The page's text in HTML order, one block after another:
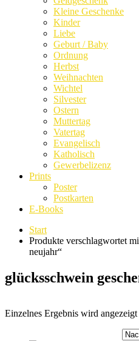
Kleine Geschenke
Kinder
Liebe
Geburt / Baby
Ordnung
Herbst
Weihnachten
Wichtel
Silvester
Ostern
Muttertag
Vatertag
Evangelisch
Katholisch
Gewerbelizenz
Prints
Poster
Postkarten
E-Books
Start
Produkte verschlagwortet
neujahr“
glücksschwein
Einzelnes Ergebnis wird angezeigt